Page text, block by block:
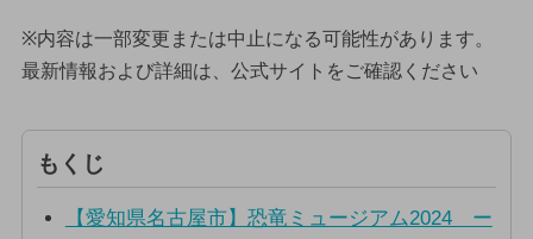
※内容は一部変更または中止になる可能性があります。
最新情報および詳細は、公式サイトをご確認ください
もくじ
【愛知県名古屋市】恐竜ミュージアム2024 ー